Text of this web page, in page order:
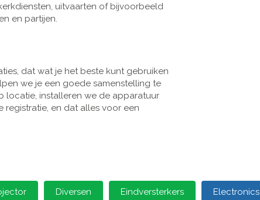
uitvaarten of bijvoorbeeld
en partijen.
dat wat je het beste kunt gebruiken
we je een goede samenstelling te
locatie, installeren we de apparatuur
registratie, en dat alles voor een
Diversen Eindversterkers Electronics